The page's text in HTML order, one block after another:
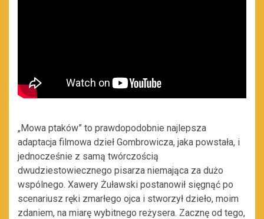
„Mowa ptaków” to prawdopodobnie najlepsza
adaptacja filmowa dzieł Gombrowicza, jaka powstała, i
jednocześnie z samą twórczością
dwudziestowiecznego pisarza niemająca za dużo
wspólnego. Xawery Żuławski postanowił sięgnąć po
scenariusz ręki zmarłego ojca i stworzył dzieło, moim
zdaniem, na miarę wybitnego reżysera. Zacznę od tego,